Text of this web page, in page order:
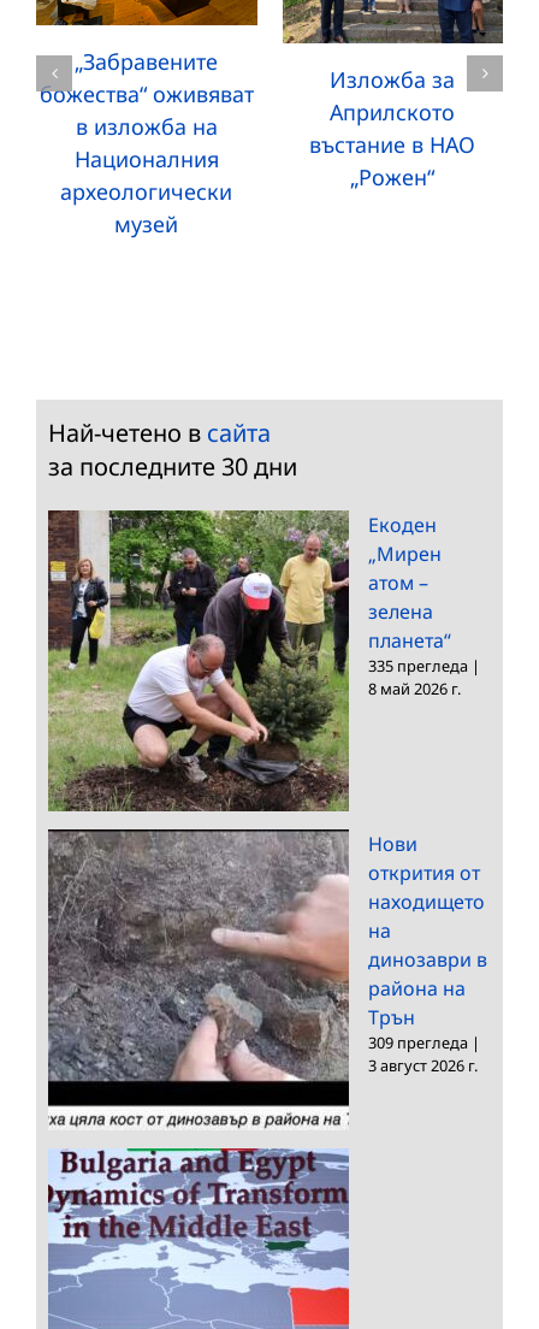
„Забравените
божества“ оживяват
в изложба на
Националния
археологически
музей
Изложба за
Априлското
въстание в НАО
„Рожен“
Най-четено в сайта
за последните 30 дни
Екоден
„Мирен
атом –
зелена
планета“
335 прегледа |
8 май 2026 г.
Нови
открития от
находището
на
динозаври в
района на
Трън
309 прегледа |
3 август 2026 г.